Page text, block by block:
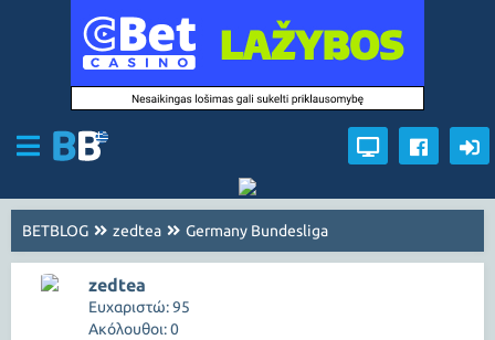
BETBLOG zedtea Germany Bundesliga
zedtea
Ευχαριστώ: 95
Ακόλουθοι: 0